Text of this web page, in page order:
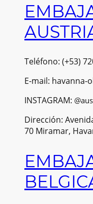
Teléfono: (+53)
E-mail: havanna-
INSTAGRAM:
Dirección:
70 Miramar,